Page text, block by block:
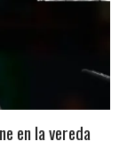
en la vereda